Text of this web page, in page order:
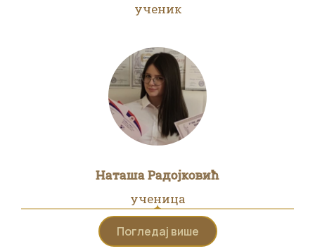
ученик
Наташа Радојковић
ученица
Погледај више